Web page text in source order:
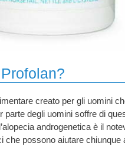
creato per gli uomini
parte degli uomini soffre di
androgenetica è il
che possono aiutare chiunque